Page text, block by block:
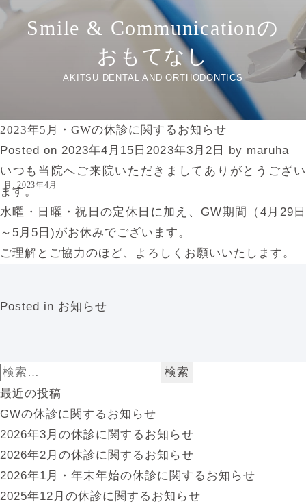
Smile & Communicationの
おもてなし
AKITSU DENTAL AND ORTHODONTICS
月:2023年4月
2023年5月・GWの休診に関するお知らせ
Posted on 2023年4月15日 2023年3月2日 by maruha
いつも当院へご来院いただきましてありがとうござい
ます。
水曜・日曜・祝日の定休日に加え、GW期間（4月29日
～5月5日)がお休みでございます。
ご理解とご協力のほど、よろしくお願いいたします。
Posted in お知らせ
検
索:
最近の投稿
GWの休診に関するお知らせ
2026年3月の休診に関するお知らせ
2026年2月の休診に関するお知らせ
2026年1月・年末年始の休診に関するお知らせ
2025年12月の休診に関するお知らせ